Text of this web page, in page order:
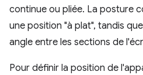
continue ou pliée. La posture
une position "à plat", tandis
angle entre les sections de
Pour définir la position de